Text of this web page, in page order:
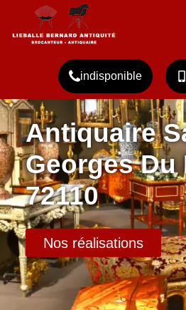
indisponible
Antiquaire
Georges Du
72110
Nos réalisations